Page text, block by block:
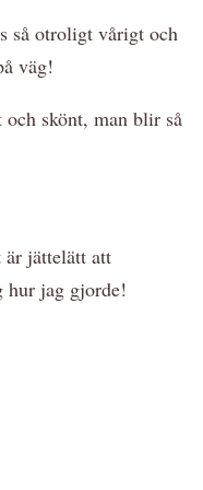
så otroligt vårigt och
väg!
skönt, man blir så
jättelätt att
hur jag gjorde!